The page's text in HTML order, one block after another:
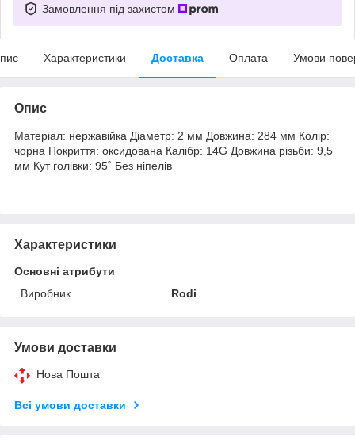
Замовлення під захистом
Характеристики Доставка Оплата Умови
Опис
Матеріал: нержавійка Діаметр: 2 мм Довжина: 284 мм Колір:
чорна Покриття: оксидована Калібр: 14G Довжина різьби: 9,5
мм Кут голівки: 95˚ Без ніпелів
Характеристики
Основні атрибути
Виробник
Rodi
Умови доставки
Нова Пошта
Всі умови доставки